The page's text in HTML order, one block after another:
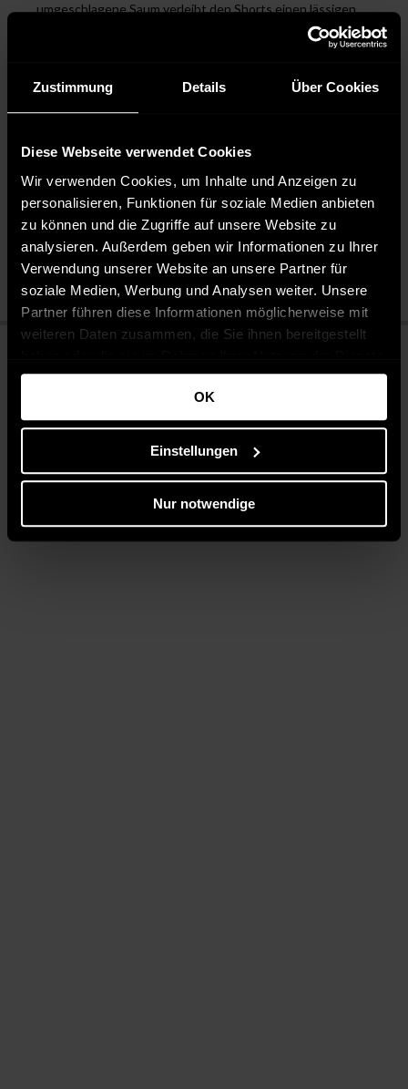
Zustimmung Details Über Cookies
Diese Webseite verwendet Cookies
Wir verwenden Cookies, um Inhalte und Anzeigen zu
personalisieren, Funktionen für soziale Medien anbieten
zu können und die Zugriffe auf unsere Website zu
analysieren. Außerdem geben wir Informationen zu Ihrer
Verwendung unserer Website an unsere Partner für
soziale Medien, Werbung und Analysen weiter. Unsere
Partner führen diese Informationen möglicherweise mit
weiteren Daten zusammen, die Sie ihnen bereitgestellt
gesammelt haben.
OK
Einstellungen
Nur notwendige
umgeschlagene Saum verleiht den Shorts einen lässigen
STYLE: Perfekt für Casual- und Freizeit-Outfits. Diese
Sommergarderobe fehlen sollte.
Pflegeleicht 30 °C
Bleichen nicht erlaubt
Nicht chemisch reinigen
Bügeln mit mittlerer Temperatur